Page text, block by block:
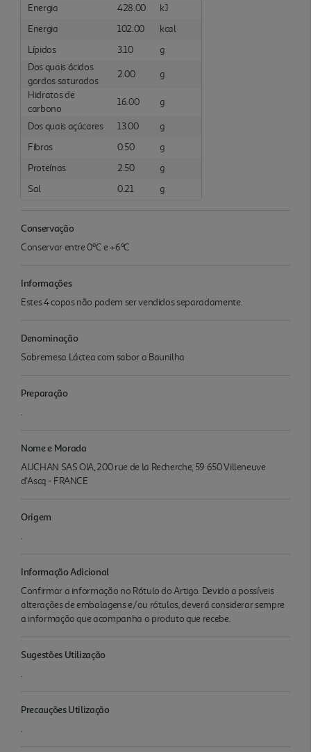
Energia
428.00
kJ
Energia
102.00
kcal
Lípidos
3.10
g
Dos quais ácidos
gordos saturados
2.00
g
Hidratos de
carbono
16.00 g
Dos quais açúcares 13.00
g
Fibras
0.50
g
Proteínas
2.50
g
Sal
0.21 g
Conservação
Conservar entre 0ºC e +6ºC
Informações
Estes 4 copos não podem ser vendidos separadamente.
Denominação
Sobremesa Láctea com sabor a Baunilha
Preparação
.
Nome e Morada
AUCHAN SAS OIA, 200 rue de la Recherche, 59 650 Villeneuve
d'Ascq - FRANCE
Origem
.
Informação Adicional
Confirmar a informação no Rótulo do Artigo. Devido a possíveis
alterações de embalagens e/ou rótulos, deverá considerar sempre
a informação que acompanha o produto que recebe.
Sugestões Utilização
.
Precauções Utilização
.